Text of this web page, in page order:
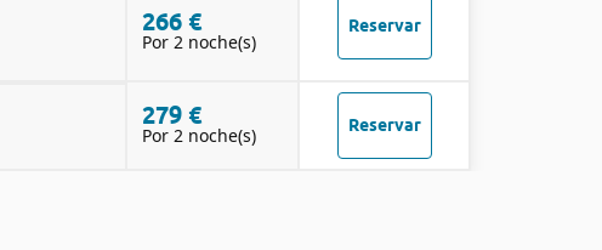
266 €
Por 2 noche(s)
Reservar
279 €
Por 2 noche(s) Reservar